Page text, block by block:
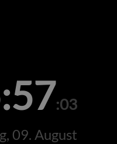
:03
09. August